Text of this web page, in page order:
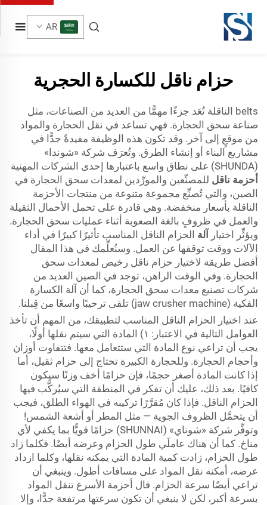
AR
حزام ناقل للكسارة الحجرية
belts الناقلة تُعَد جزءًا مهمًّا من العديد من الصناعات، مثل
صناعة سحق الحجارة. فهي تساعد في نقل الحجارة والمواد
من موقعٍ إلى آخر. وقد تكون هذه الوظيفة مفيدةً جدًّا في
مشاريع البناء أو إنشاء الطرق. وتُعرَف شركة «شوندا»
(SHUNDA) على نطاق واسع باعتبارها إحدى الشركات المهنية
أحزمة ناقل للمصنِّعين والمورِّدين لمعدات سحق الحجارة في
الصين، والتي تُصنِّع مجموعة متنوعة من منتجات الأحزمة
الناقلة بأسعار منخفضة. وهي قادرة على تحمل الأحمال الثقيلة
والعمل في ظروفٍ بالغة الصعوبة أثناء عمليات سحق الحجارة.
ويؤثِّر اختيار
آلة الحزام الناقل المناسب تأثيرًا كبيرًا في أداء
الآلات ووقت توقفها عن العمل. وسنُعلِّمك في هذا المقال
أفضل طريقة لاختيار حزام ناقل رخيص لمعدات سحق
الحجارة. وفي الوقت الراهن، توجد في الصين العديد من
شركات تصنيع معدات سحق الحجارة، كما أن آلة الكسارة
الفكية (jaw crusher machine) تلقى ترحيبًا واسعًا من قِبلنا.
عند اختيار الحزام الناقل المناسب لتطبيقك، من المهم أن تأخذ
العوامل التالية في الاعتبار: ١) المادة التي سيتم نقلها أولًا،
يجب أن تراعي نوع المادة التي ستتعامل معها. فتتفاوت أوزان
وأحجام الحجارة. وللحجارة الكبيرة تحتاج إلى حزام ثقيل، أما
إذا كانت المادة أصغر حجمًا، فإن حزامًا أخف وزنًا سيكون
كافيًا. بعد ذلك، عليك أن تفكر في المنطقة التي سيُركَّب فيها
الحزام الناقل. فإذا كان مُقرَّرًا تركيبه في الهواء الطلق، فيجب
أن يتحمَّل الظروف الجوية — مثل المطر أو أشعة الشمس!
وتوفِّر شركة «شوناي» (SHUNNAI) حزامًا قويًّا بما يكفي لأي
مناخ. كما أن هناك عاملَي طول الحزام وعرضه أيضًا. فكلما زاد
طول الحزام، زادت كمية المادة التي يمكنه نقلها، وكلما ازداد
عرضه، أمكنه نقل المواد على مسافات أطول. وينبغي أن
تراعي أيضًا سرعة الحزام. فال أحزمة الأسرع تنقل المواد
بسرعة أكبر، لكن لا ينبغي أن تكون سرعتها مرتفعة جدًّا، وإلا